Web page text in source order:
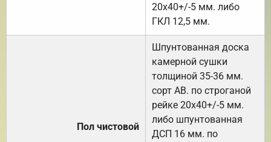
20х40+/-5 мм. либо
ГКЛ 12,5 мм.
Пол чистовой
Шпунтованная доска
камерной сушки
толщиной 35-36 мм.
сорт АВ. по строганой
рейке 20х40+/-5 мм.
либо шпунтованная
ДСП 16 мм. по